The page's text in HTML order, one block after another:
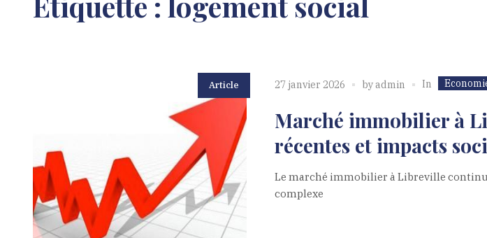
Article 27 janvier 2026 byadmin In
Marché immobilier à
récentes et impacts
Le marché immobilier à Libreville
complexe